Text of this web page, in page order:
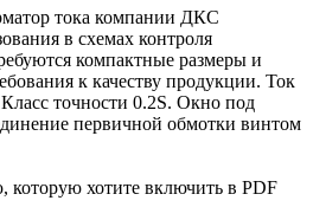
тока компании ДКС
в схемах контроля
компактные размеры и
к качеству продукции. Ток
точности 0.2S. Окно под
первичной обмотки винтом
хотите включить в PDF